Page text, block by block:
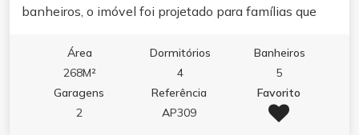
banheiros, o imóvel foi projetado para famílias que
com sala de estar e jantar, junto à sacada com
churrasqueira e varanda, cria ambientes perfeitos
para receber. A cozinha planejada em porcelanato e o
apartamento bem mobiliado refletem acabamento de
Área
268M²
Dormitórios
4
Banheiros
5
Garagens
2
Referência
AP309
Favorito